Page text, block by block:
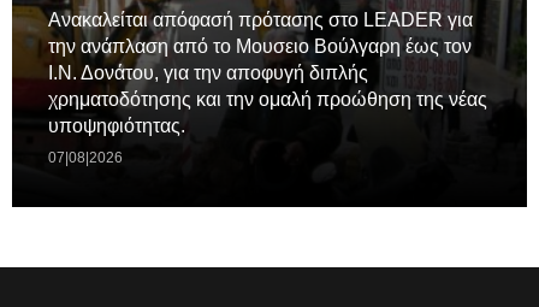
Ανακαλείται απόφασή πρότασης στο LEADER για
την ανάπλαση από το Μουσειο Βούλγαρη έως τον
Ι.Ν. Δονάτου, για την αποφυγή διπλής
χρηματοδότησης και την ομαλή προώθηση της νέας
υποψηφιότητας.
07|08|2026